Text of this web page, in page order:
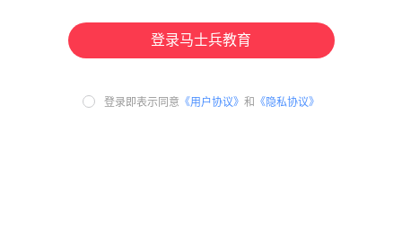
登录马士兵教育
登录即表示同意 《用户协议》 和 《隐私协议》